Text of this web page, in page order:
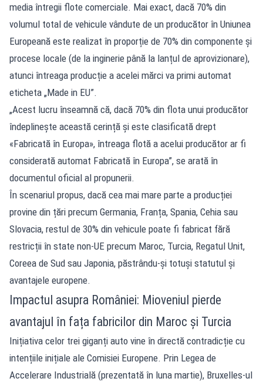
media întregii flote comerciale. Mai exact, dacă 70% din
volumul total de vehicule vândute de un producător în Uniunea
Europeană este realizat în proporție de 70% din componente și
procese locale (de la inginerie până la lanțul de aprovizionare),
atunci întreaga producție a acelei mărci va primi automat
eticheta „Made in EU”.
„Acest lucru înseamnă că, dacă 70% din flota unui producător
îndeplinește această cerință și este clasificată drept
«Fabricată în Europa», întreaga flotă a acelui producător ar fi
considerată automat Fabricată în Europa”, se arată în
documentul oficial al propunerii.
În scenariul propus, dacă cea mai mare parte a producției
provine din țări precum Germania, Franța, Spania, Cehia sau
Slovacia, restul de 30% din vehicule poate fi fabricat fără
restricții în state non-UE precum Maroc, Turcia, Regatul Unit,
Coreea de Sud sau Japonia, păstrându-și totuși statutul și
avantajele europene.
Impactul asupra României: Mioveniul pierde
avantajul în fața fabricilor din Maroc și Turcia
Inițiativa celor trei giganți auto vine în directă contradicție cu
intențiile inițiale ale Comisiei Europene. Prin Legea de
Accelerare Industrială (prezentată în luna martie), Bruxelles-ul